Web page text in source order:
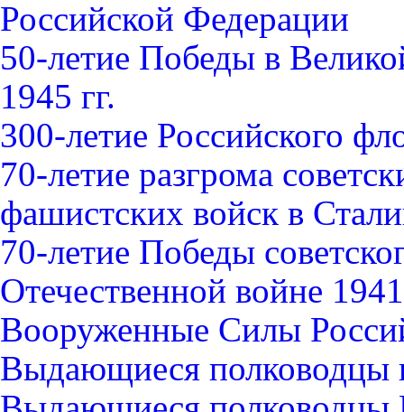
Российской Федерации
50-летие Победы в
1945 гг.
300-летие Российского
70-летие разгрома
фашистских войск в
70-летие Победы
Отечественной войне
Вооруженные Силы
Выдающиеся полководцы